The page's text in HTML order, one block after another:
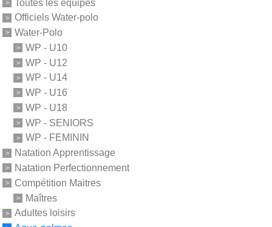
Toutes les équipes
Officiels Water-polo
Water-Polo
WP - U10
WP - U12
WP - U14
WP - U16
WP - U18
WP - SENIORS
WP - FEMININ
Natation Apprentissage
Natation Perfectionnement
Compétition Maitres
Maîtres
Adultes loisirs